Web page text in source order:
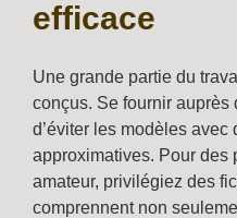
efficace
Une grande partie du
conçus. Se fournir auprès
d’éviter les modèles
approximatives. Pour des
amateur, privilégiez des
comprennent non